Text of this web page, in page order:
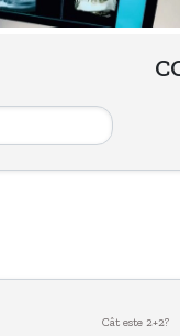
Cât este 2+2?